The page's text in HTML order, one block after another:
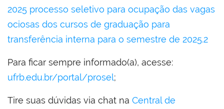
2025 processo seletivo para ocupação das vagas
ociosas dos cursos de graduação para
transferência interna para o semestre de 2025.2
Para ficar sempre informado(a), acesse:
ufrb.edu.br/portal/prosel;
Tire suas dúvidas via chat na Central de